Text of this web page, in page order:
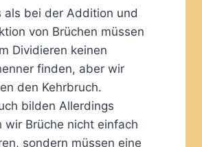
als bei der Addition und
von Brüchen müssen
Dividieren keinen
finden, aber wir
den Kehrbruch.
bilden Allerdings
wir Brüche nicht einfach
sondern müssen eine